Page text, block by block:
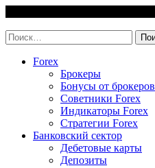
content
Найти:
Forex
Брокеры
Бонусы от брокеров
Советники Forex
Индикаторы Forex
Стратегии Forex
Банковский сектор
Дебетовые карты
Депозиты